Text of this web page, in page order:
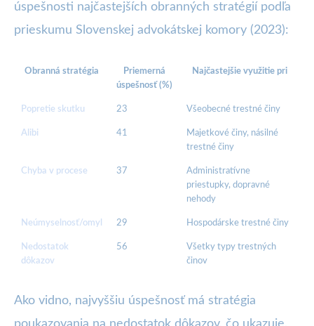
úspešnosti najčastejších obranných stratégií podľa
prieskumu Slovenskej advokátskej komory (2023):
Obranná stratégia
Priemerná
úspešnosť (%)
Najčastejšie využitie pri
Popretie skutku 23 Všeobecné trestné činy
Alibi 41
Majetkové činy, násilné
trestné činy
Chyba v procese 37
Administratívne
priestupky, dopravné
nehody
Neúmyselnosť/omyl 29 Hospodárske trestné činy
Nedostatok
dôkazov
56
Všetky typy trestných
činov
Ako vidno, najvyššiu úspešnosť má stratégia